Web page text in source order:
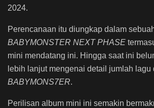
2024.
Perencanaan itu diungkap dalam
BABYMONSTER NEXT PHASE
mini mendatang ini. Hingga saat ini
lebih lanjut mengenai detail jumlah lagu
BABYMONS7ER.
Perilisan album mini ini semakin